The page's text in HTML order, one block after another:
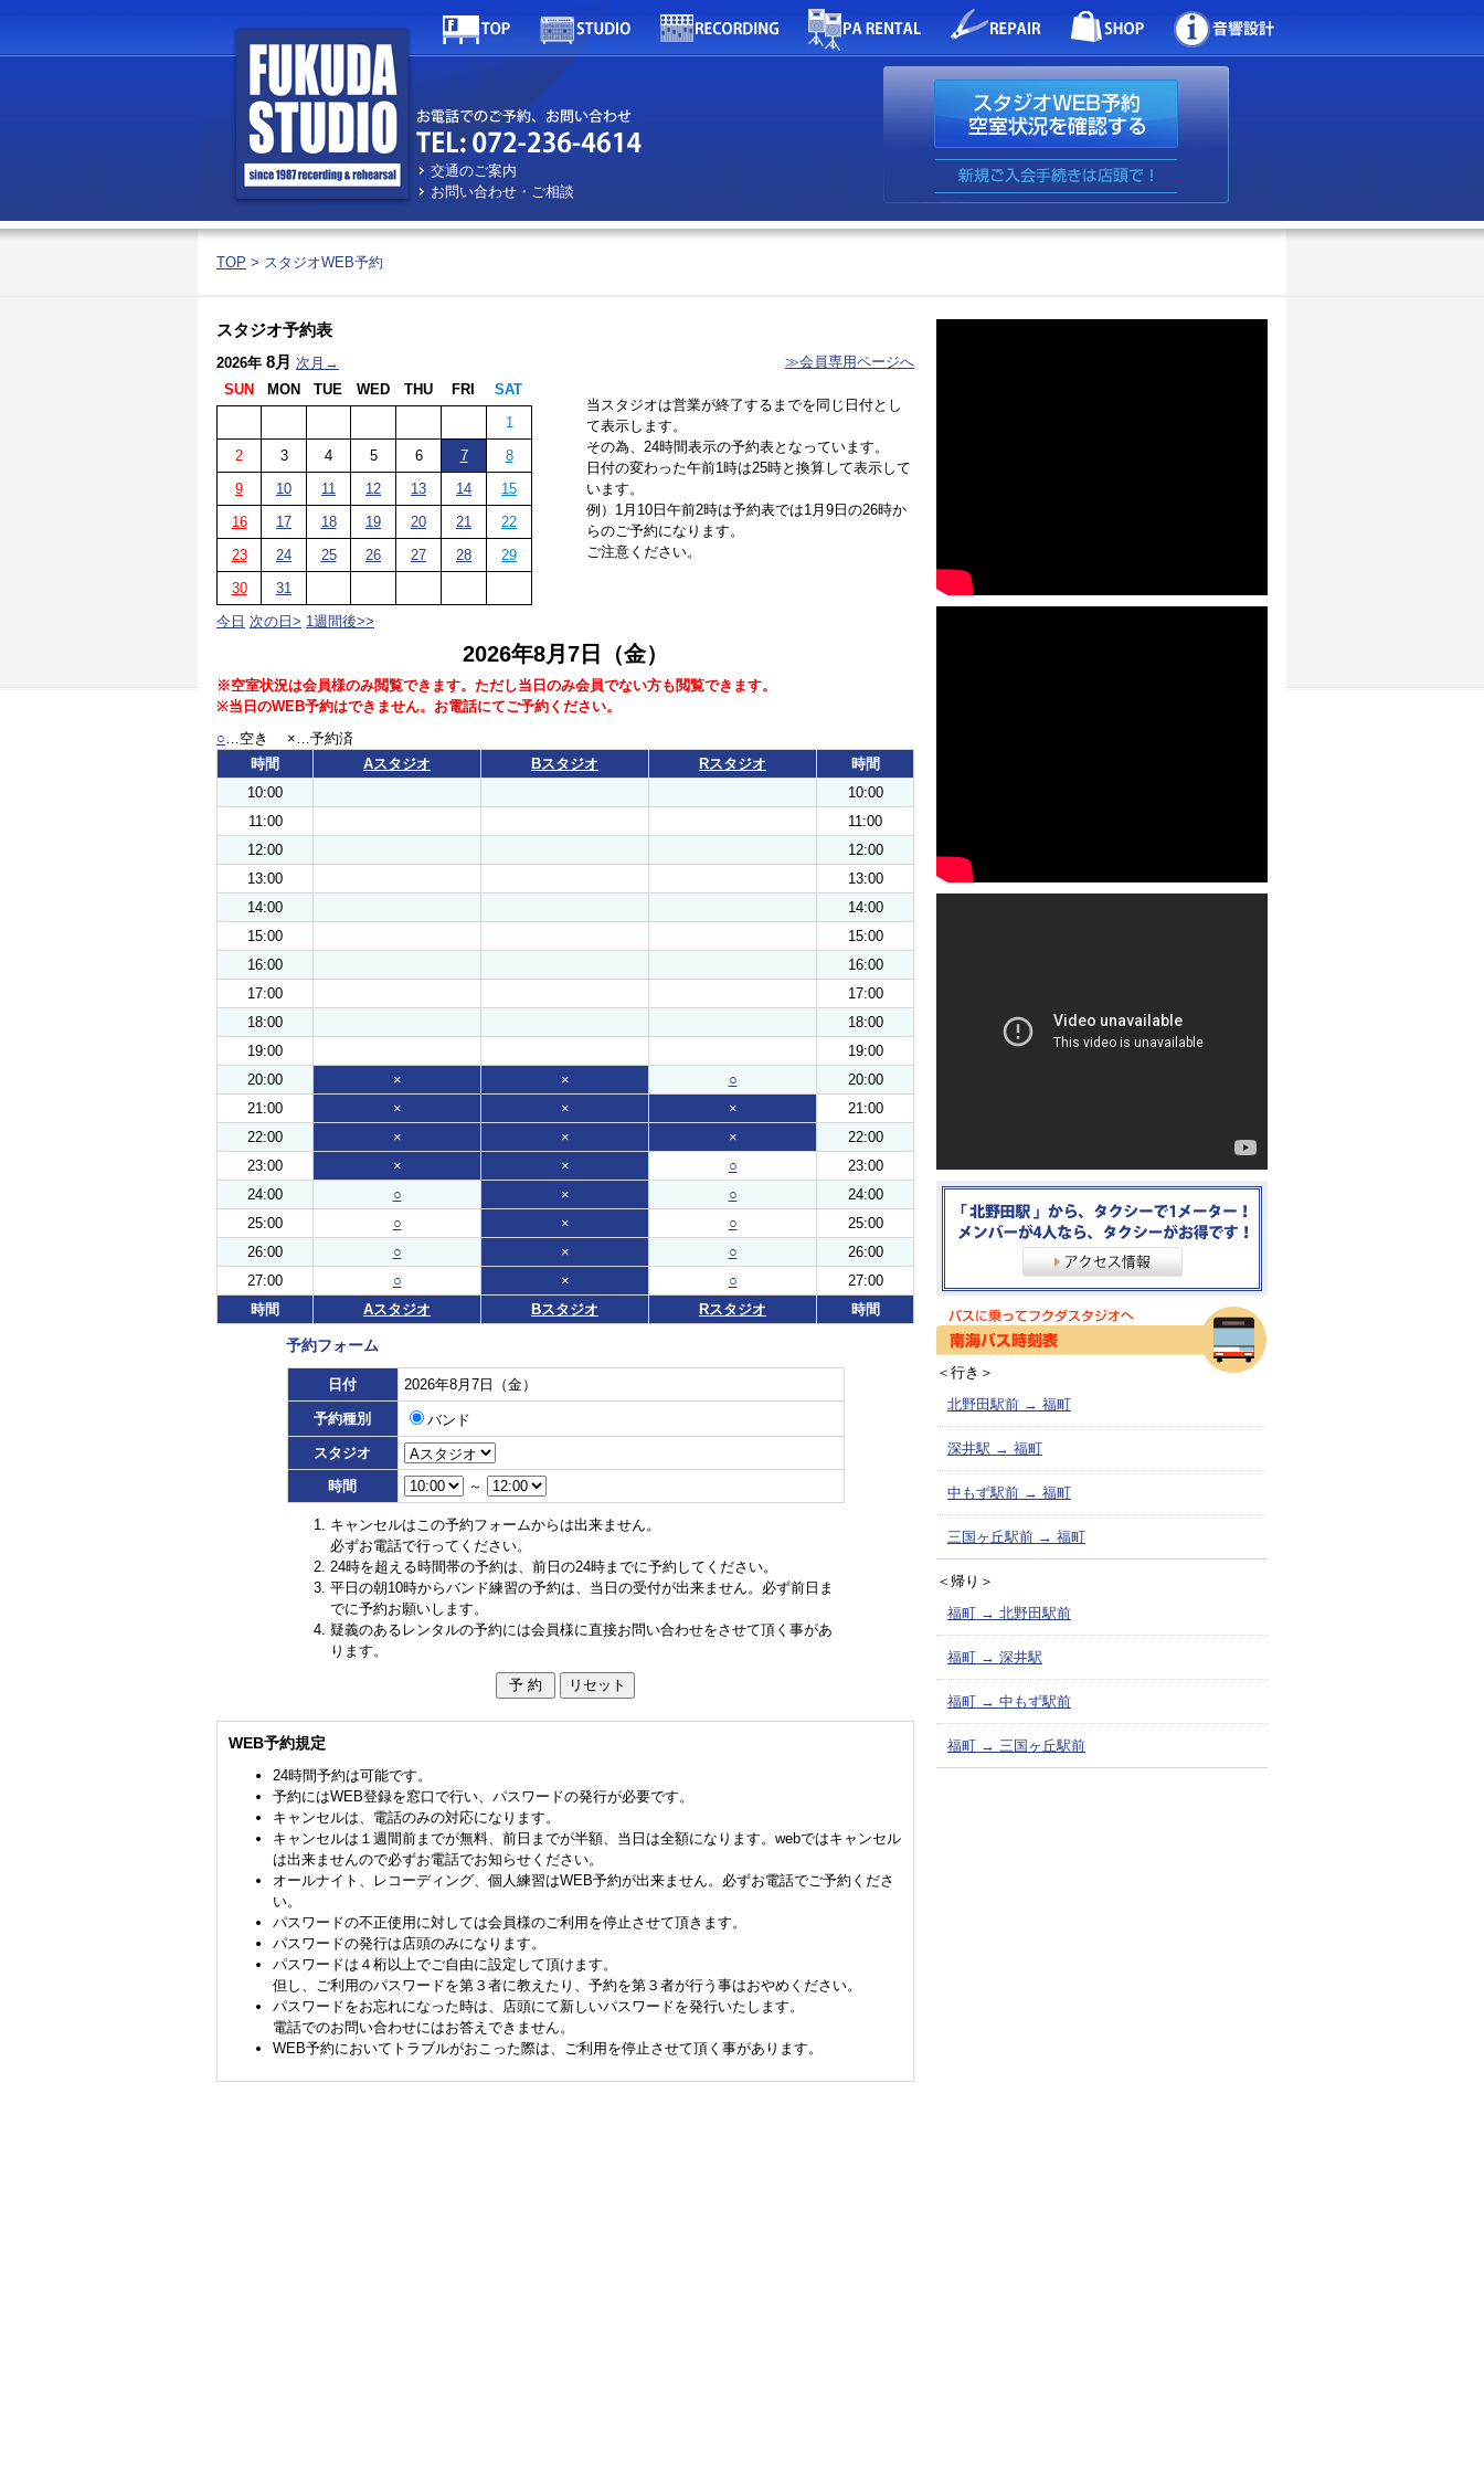
交通のご案内
お問い合わせ・ご相談
TOP > スタジオWEB予約
スタジオ予約表
≫会員専用ページへ
当スタジオは営業が終了するまでを同じ日付とし
て表示します。
その為、24時間表示の予約表となっています。
日付の変わった午前1時は25時と換算して表示して
います。
例）1月10日午前2時は予約表では1月9日の26時か
らのご予約になります。
ご注意ください。
2026年 8月 次月→
SUN
MON TUE WED THU FRI
SAT
1
2
3 4 5 6 7
8
9
10 11 12 13 14
15
16
17 18 19 20 21
22
23
24 25 26 27 28
29
30
31
今日 次の日> 1週間後>>
2026年8月7日（金）
※空室状況は会員様のみ閲覧できます。ただし当日のみ会員でない方も閲覧できます。
※当日のWEB予約はできません。お電話にてご予約ください。
○…空き ×…予約済
時間
Aスタジオ Bスタジオ Rスタジオ
時間
10:00
10:00
11:00
11:00
12:00
12:00
13:00
13:00
14:00
14:00
15:00
15:00
16:00
16:00
17:00
17:00
18:00
18:00
19:00
19:00
20:00
× × ○
20:00
21:00
× × ×
21:00
22:00
× × ×
22:00
23:00
× × ○
23:00
24:00
○ × ○
24:00
25:00
○ × ○
25:00
26:00
○ × ○
26:00
27:00
○ × ○
27:00
時間
Aスタジオ Bスタジオ Rスタジオ 時間
予約フォーム
日付 2026年8月7日（金）
予約種別
バンド
スタジオ
時間
～
キャンセルはこの予約フォームからは出来ません。
必ずお電話で行ってください。
24時を超える時間帯の予約は、前日の24時までに予約してください。
平日の朝10時からバンド練習の予約は、当日の受付が出来ません。必ず前日ま
でに予約お願いします。
疑義のあるレンタルの予約には会員様に直接お問い合わせをさせて頂く事があ
ります。
WEB予約規定
24時間予約は可能です。
予約にはWEB登録を窓口で行い、パスワードの発行が必要です。
キャンセルは、電話のみの対応になります。
キャンセルは１週間前までが無料、前日までが半額、当日は全額になります。webではキャンセル
は出来ませんので必ずお電話でお知らせください。
オールナイト、レコーディング、個人練習はWEB予約が出来ません。必ずお電話でご予約くださ
い。
パスワードの不正使用に対しては会員様のご利用を停止させて頂きます。
パスワードの発行は店頭のみになります。
パスワードは４桁以上でご自由に設定して頂けます。
但し、ご利用のパスワードを第３者に教えたり、予約を第３者が行う事はおやめください。
パスワードをお忘れになった時は、店頭にて新しいパスワードを発行いたします。
電話でのお問い合わせにはお答えできません。
WEB予約においてトラブルがおこった際は、ご利用を停止させて頂く事があります。
＜行き＞
北野田駅前 → 福町
深井駅 → 福町
中もず駅前 → 福町
三国ヶ丘駅前 → 福町
＜帰り＞
福町 → 北野田駅前
福町 → 深井駅
福町 → 中もず駅前
福町 → 三国ヶ丘駅前